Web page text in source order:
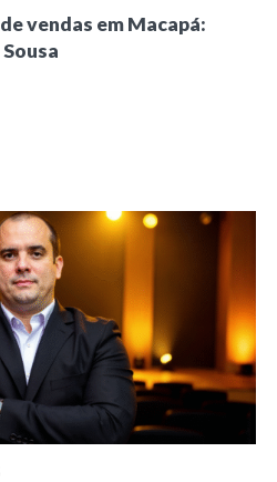
vendas em Macapá: